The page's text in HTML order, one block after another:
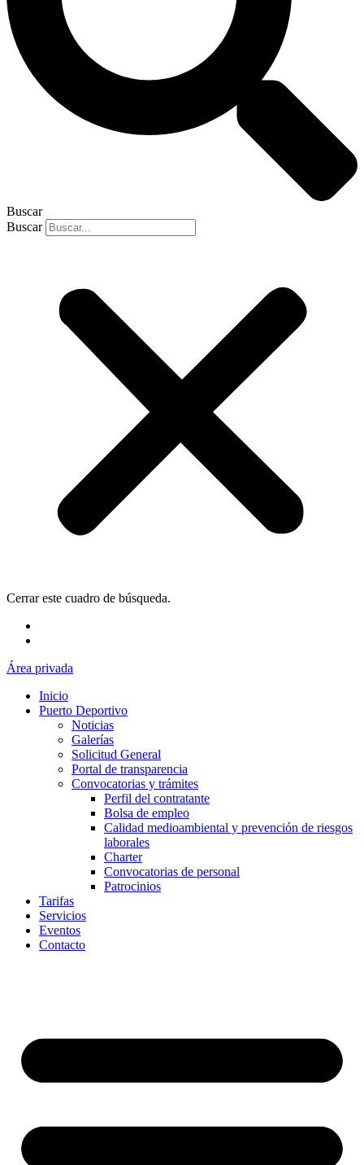
Buscar
Buscar
Cerrar este cuadro de búsqueda.
Área privada
Inicio
Puerto Deportivo
Noticias
Galerías
Solicitud General
Portal de transparencia
Convocatorias y trámites
Perfil del contratante
Bolsa de empleo
Calidad medioambiental y prevención de riesgos
laborales
Charter
Convocatorias de personal
Patrocinios
Tarifas
Servicios
Eventos
Contacto